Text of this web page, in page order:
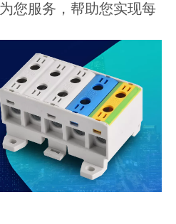
您服务，帮助您实现每